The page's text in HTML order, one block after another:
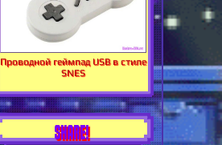
Проводной геймпад USB в стиле
SNES
SHARE!